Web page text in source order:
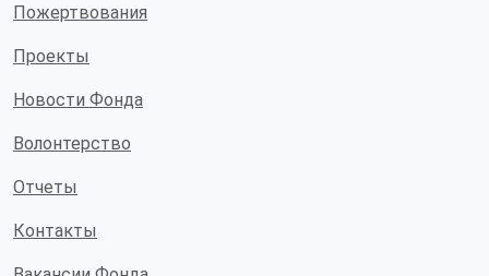
Пожертвования
Проекты
Новости Фонда
Волонтерство
Отчеты
Контакты